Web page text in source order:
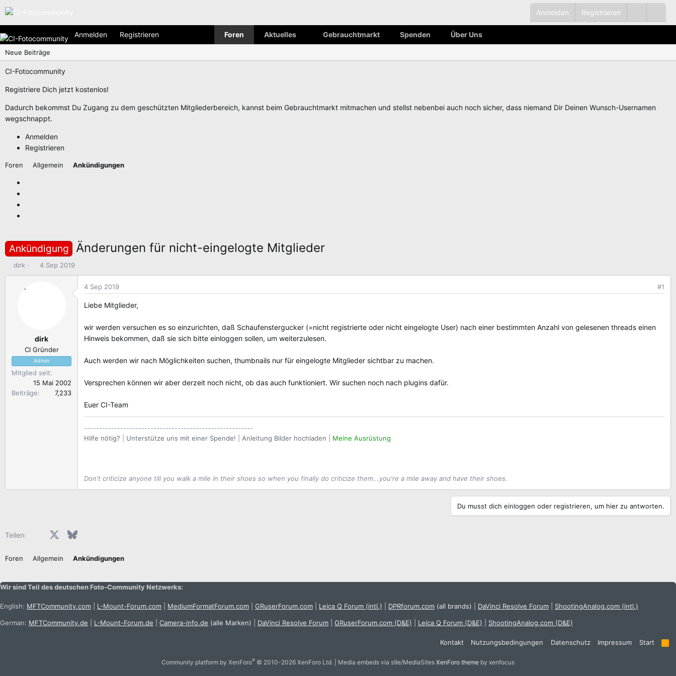
Anmelden Registrieren
Anmelden Registrieren Foren Aktuelles Gebrauchtmarkt Spenden Über Uns
Neue Beiträge
CI-Fotocommunity
Registriere Dich jetzt kostenlos!
Dadurch bekommst Du Zugang zu dem geschützten Mitgliederbereich, kannst beim Gebrauchtmarkt mitmachen und stellst nebenbei auch noch sicher, dass niemand Dir Deinen Wunsch-Usernamen
wegschnappt.
Anmelden
Registrieren
Foren Allgemein Ankündigungen
Ankündigung Änderungen für nicht-eingelogte Mitglieder
E
r
dirk
E
r
t
m
4 Sep 2019
dirk
CI Gründer
Admin
Mitglied seit
15 Mai 2002
Beiträge
7,233
4 Sep 2019 #1
Liebe Mitglieder,
wir werden versuchen es so einzurichten, daß Schaufenstergucker (=nicht registrierte oder nicht eingelogte User) nach einer bestimmten Anzahl von gelesenen threads einen
Hinweis bekommen, daß sie sich bitte einloggen sollen, um weiterzulesen.
Auch werden wir nach Möglichkeiten suchen, thumbnails nur für eingelogte Mitglieder sichtbar zu machen.
Versprechen können wir aber derzeit noch nicht, ob das auch funktioniert. Wir suchen noch nach plugins dafür.
Euer CI-Team
--------------------------------------------------------
Hilfe nötig?
Unterstütze uns mit einer Spende! Anleitung Bilder hochladen Meine Ausrüstung
Don't criticize anyone till you walk a mile in their shoes so when you finally do criticize them...you're a mile away and have their shoes.
Du musst dich einloggen oder registrieren, um hier zu antworten.
Teilen: FacebookX (Twitter)
Bluesky
Foren Allgemein Ankündigungen
Wir sind Teil des deutschen Foto-Community Netzwerks:
English: MFTCommunity.com L-Mount-Forum.com MediumFormatForum.com GRuserForum.com Leica Q Forum (intl.) DPRforum.com (all brands) DaVinci Resolve Forum ShootingAnalog.com (intl.)
German: MFTCommunity.de L-Mount-Forum.de Camera-info.de (alle Marken) DaVinci Resolve Forum GRuserForum.com (D&E) Leica Q Forum (D&E) ShootingAnalog.com (D&E)
Kontakt Nutzungsbedingungen Datenschutz Impressum Start
R
S
Community platform by XenForo® © 2010-2026 XenForo Ltd. Media embeds via s9e/MediaSites XenForo theme by xenfocus